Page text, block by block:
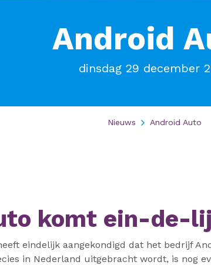
Android
dinsdag 29 december
Nieuws Android Auto
komt ein-de-
eindelijk aangekondigd dat het bedrijf
in Nederland uitgebracht wordt, is nog